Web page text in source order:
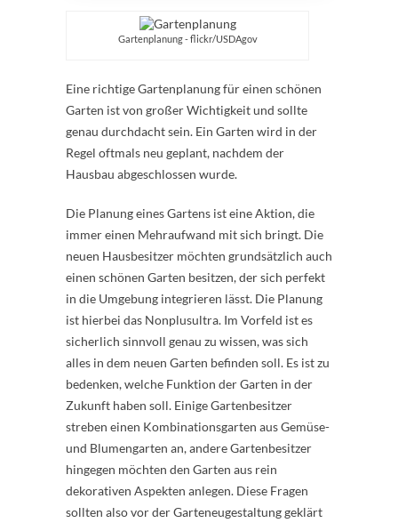
Gartenplanung - flickr/USDAgov
Eine richtige Gartenplanung für einen schönen
Garten ist von großer Wichtigkeit und sollte
genau durchdacht sein. Ein Garten wird in der
Regel oftmals neu geplant, nachdem der
Hausbau abgeschlossen wurde.
Die Planung eines Gartens ist eine Aktion, die
immer einen Mehraufwand mit sich bringt. Die
neuen Hausbesitzer möchten grundsätzlich auch
einen schönen Garten besitzen, der sich perfekt
in die Umgebung integrieren lässt. Die Planung
ist hierbei das Nonplusultra. Im Vorfeld ist es
sicherlich sinnvoll genau zu wissen, was sich
alles in dem neuen Garten befinden soll. Es ist zu
bedenken, welche Funktion der Garten in der
Zukunft haben soll. Einige Gartenbesitzer
streben einen Kombinationsgarten aus Gemüse-
und Blumengarten an, andere Gartenbesitzer
hingegen möchten den Garten aus rein
dekorativen Aspekten anlegen. Diese Fragen
sollten also vor der Garteneugestaltung geklärt